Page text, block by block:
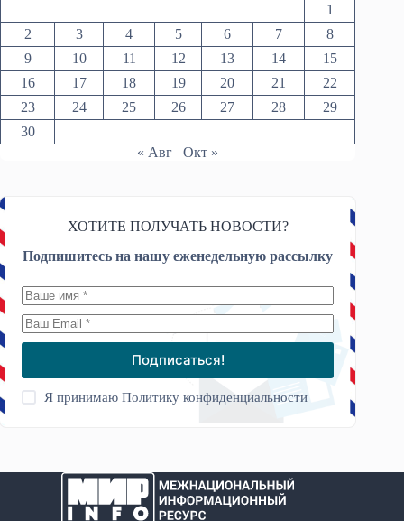
1
2
3 4 5 6 7
8
9
10 11 12 13 14
15
16
17 18 19 20 21
22
23
24 25 26 27 28
29
30
« Авг
Окт »
ХОТИТЕ ПОЛУЧАТЬ НОВОСТИ?
Подпишитесь на нашу еженедельную рассылку
Подписаться!
Я принимаюПолитику конфиденциальности